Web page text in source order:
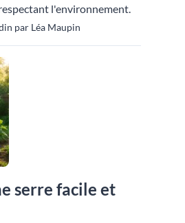
l'environnement.
par Léa Maupin
serre facile et